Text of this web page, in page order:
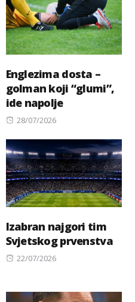
Englezima dosta –
golman koji “glumi”,
ide napolje
Posted
28/07/2026
Izabran najgori tim
Svjetskog prvenstva
Posted
22/07/2026